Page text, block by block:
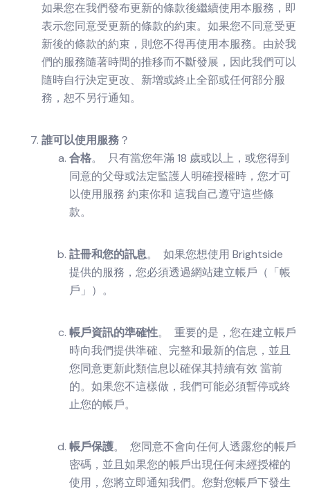
如果您在我們發布更新的條款後繼續使用本服務，即
表示您同意受更新的條款的約束。如果您不同意受更
新後的條款的約束，則您不得再使用本服務。由於我
們的服務隨著時間的推移而不斷發展，因此我們可以
隨時自行決定更改、新增或終止全部或任何部分服
務，恕不另行通知。
誰可以使用服務？
合格。 只有當您年滿 18 歲或以上，或您得到
同意的父母或法定監護人明確授權時，您才可
以使用服務 約束你和 這我自己遵守這些條
款。
註冊和您的訊息。 如果您想使用 Brightside
提供的服務，您必須透過網站建立帳戶（「帳
戶」）。
帳戶資訊的準確性。 重要的是，您在建立帳戶
時向我們提供準確、完整和最新的信息，並且
您同意更新此類信息以確保其持續有效 當前
的。如果您不這樣做，我們可能必須暫停或終
止您的帳戶。
帳戶保護。 您同意不會向任何人透露您的帳戶
密碼，並且如果您的帳戶出現任何未經授權的
使用，您將立即通知我們。您對您帳戶下發生